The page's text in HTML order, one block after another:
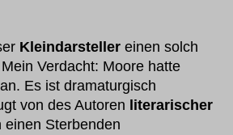
Kleindarsteller einen solch
Verdacht: Moore hatte
Es ist dramaturgisch
von des Autoren
literarischer
einen Sterbenden